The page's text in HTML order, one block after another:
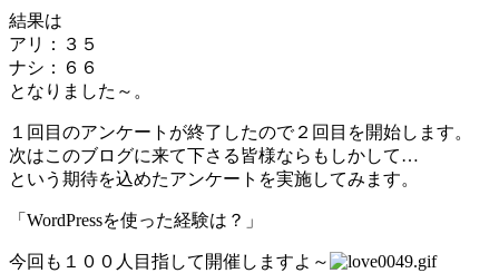
結果は
アリ：３５
ナシ：６６
となりました～。
１回目のアンケートが終了したので２回目を開始します。
次はこのブログに来て下さる皆様ならもしかして…
という期待を込めたアンケートを実施してみます。
「WordPressを使った経験は？」
今回も１００人目指して開催しますよ～